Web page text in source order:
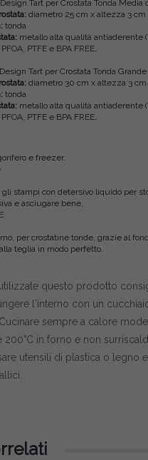
Tart per Crostata Tonda Media
diametro 25 cm x altezza 3 cm
tonda
metallo alta qualità antiaderente
PFOA, PTFE e BPA FREE.
Tart per Crostata Tonda Grande
diametro 30 cm x altezza 3 cm
tonda
metallo alta qualità antiaderente
PFOA, PTFE e BPA FREE.
e freezer.
gli stampi con detersivo liquido per
e asciugare bene,
per crostatine tonde, grazie al
teglia in modo perfetto.
utilizzate questo prodotto
l'interno con un
sempre a calore
in forno e non
utensili di plastica o legno